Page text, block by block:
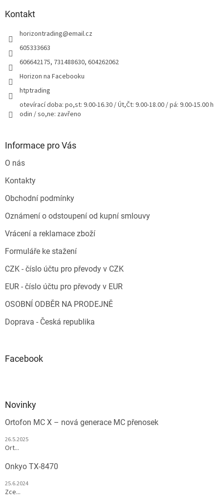
Kontakt
horizontrading@email.cz
605333663
606642175, 731488630, 604262062
Horizon na Facebooku
htptrading
otevírací doba: po,st: 9.00-16.30 / Út,Čt: 9.00-18.00 / pá: 9.00-15.00 h
odin / so,ne: zavřeno
Informace pro Vás
O nás
Kontakty
Obchodní podmínky
Oznámení o odstoupení od kupní smlouvy
Vrácení a reklamace zboží
Formuláře ke stažení
CZK - číslo účtu pro převody v CZK
EUR - číslo účtu pro převody v EUR
OSOBNÍ ODBĚR NA PRODEJNĚ
Doprava - Česká republika
Facebook
Novinky
Ortofon MC X – nová generace MC přenosek
26.5.2025
Ort...
Onkyo TX-8470
25.6.2024
Zce...